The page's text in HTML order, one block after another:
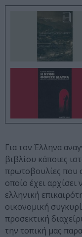
Για τον Έλληνα
βιβλίου κάποιες
πρωτοβουλίες που
οποίο έχει αρχίσει
ελληνική
οικονομική
προσεκτική
την τοπική μας